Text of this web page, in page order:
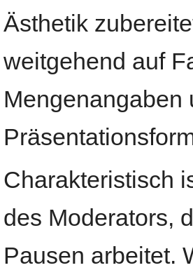
Ästhetik
weitgehend auf
Mengenangaben
Charakteristisch
des Moderators,
Pausen arbeitet.